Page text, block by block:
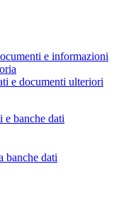
e informazioni
e documenti ulteriori
e banche dati
banche dati